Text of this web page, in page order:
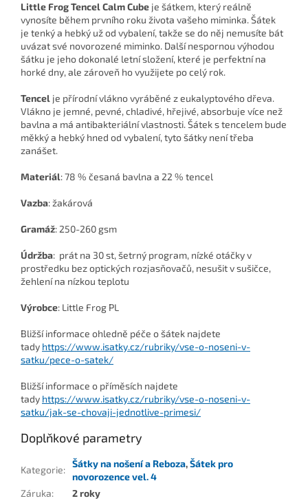
Little Frog Tencel Calm Cube je šátkem, který reálně
vynosíte během prvního roku života vašeho miminka. Šátek
je tenký a hebký už od vybalení, takže se do něj nemusíte bát
uvázat své novorozené miminko. Další nespornou výhodou
šátku je jeho dokonalé letní složení, které je perfektní na
horké dny, ale zároveň ho využijete po celý rok.
Tencel je přírodní vlákno vyráběné z eukalyptového dřeva.
Vlákno je jemné, pevné, chladivé, hřejivé, absorbuje více než
bavlna a má antibakteriální vlastnosti. Šátek s tencelem bude
měkký a hebký hned od vybalení, tyto šátky není třeba
zanášet.
Materiál: 78 % česaná bavlna a 22 % tencel
Vazba: žakárová
Gramáž: 250-260 gsm
Údržba: prát na 30 st, šetrný program, nízké otáčky v
prostředku bez optických rozjasňovačů, nesušit v sušičce,
žehlení na nízkou teplotu
Výrobce: Little Frog PL
Bližší informace ohledně péče o šátek najdete
tady https://www.isatky.cz/rubriky/vse-o-noseni-v-
satku/pece-o-satek/
Bližší informace o příměsích najdete
tady https://www.isatky.cz/rubriky/vse-o-noseni-v-
satku/jak-se-chovaji-jednotlive-primesi/
Doplňkové parametry
Kategorie:
Šátky na nošení a Reboza,Šátek pro
novorozence vel. 4
Záruka:
2 roky